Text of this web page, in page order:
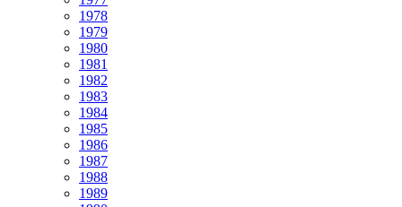
1978
1979
1980
1981
1982
1983
1984
1985
1986
1987
1988
1989